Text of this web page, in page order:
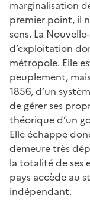
marginalisation
premier point, il
sens. La
d’exploitation
métropole. Elle
peuplement,
1856, d’un
de gérer ses
théorique d’un
Elle échappe
demeure très
la totalité de ses
pays accède au
indépendant.